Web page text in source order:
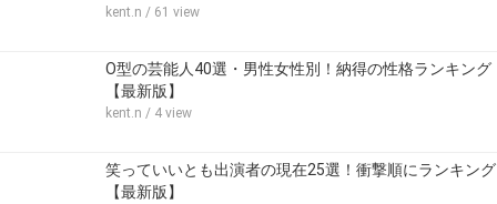
kent.n / 61 view
O型の芸能人40選・男性女性別！納得の性格ランキング
【最新版】
kent.n / 4 view
笑っていいとも出演者の現在25選！衝撃順にランキング
【最新版】